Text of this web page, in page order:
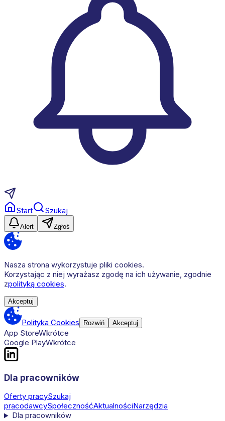
Start Szukaj
Alert Zgłoś
Nasza strona wykorzystuje pliki cookies.
Korzystając z niej wyrażasz zgodę na ich używanie, zgodnie
zpolityką cookies.
Akceptuj
Polityka Cookies Rozwiń Akceptuj
App StoreWkrótce
Google PlayWkrótce
Dla pracowników
Oferty pracySzukaj
pracodawcySpołecznośćAktualnościNarzędzia
Dla pracowników